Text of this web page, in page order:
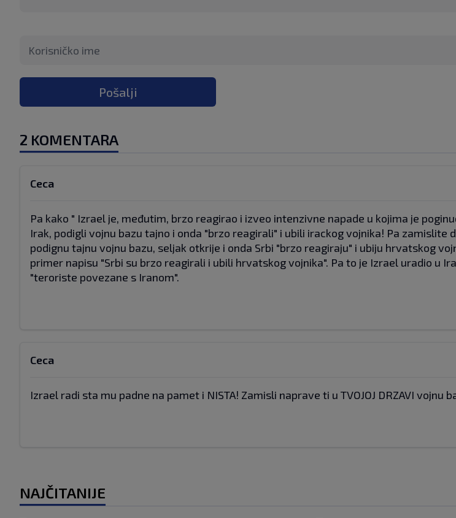
Pošalji
2 KOMENTARA
Ceca
Pa kako " Izrael je, međutim, brzo reagirao i izveo intenzivne napade u kojima je
Irak, podigli vojnu bazu tajno i onda "brzo reagirali" i ubili irackog vojnika! Pa zamislite
podignu tajnu vojnu bazu, seljak otkrije i onda Srbi "brzo reagiraju" i ubiju hrvatskog
primer napisu "Srbi su brzo reagirali i ubili hrvatskog vojnika". Pa to je Izrael uradio u
"teroriste povezane s Iranom".
Ceca
Izrael radi sta mu padne na pamet i NISTA! Zamisli naprave ti u TVOJOJ DRZAVI vojnu
NAJČITANIJE